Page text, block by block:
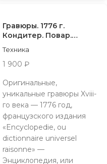
Гравюры. 1776 г.
Кондитер. Повар.
Техника
1 900 ₽
Оригинальные,
уникальные гравюры Xviii-
го века — 1776 год,
французского издания
«Encyclopedie, ou
dictionnaire universel
raisonne» —
Энциклопедия, или